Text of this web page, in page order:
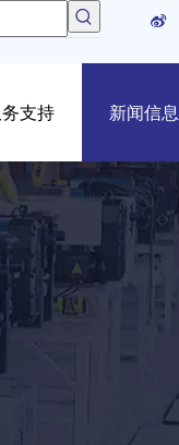
支持 新闻信息